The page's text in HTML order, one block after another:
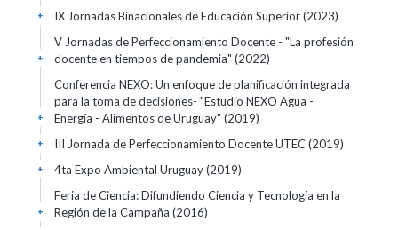
IX Jornadas Binacionales de Educación Superior(2023)
+
V Jornadas de Perfeccionamiento Docente - "La profesión
docente en tiempos de pandemia" (2022)
+
Conferencia NEXO: Un enfoque de planificación integrada
para la toma de decisiones- "Estudio NEXO Agua -
Energía - Alimentos de Uruguay" (2019)
+
III Jornada de Perfeccionamiento Docente UTEC(2019)
+
4ta Expo Ambiental Uruguay(2019)
+
Feria de Ciencia: Difundiendo Ciencia y Tecnología en la
Región de la Campaña (2016)
+